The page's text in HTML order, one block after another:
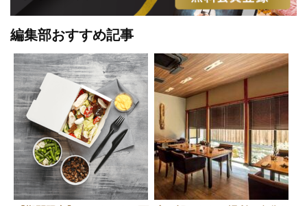
編集部おすすめ記事